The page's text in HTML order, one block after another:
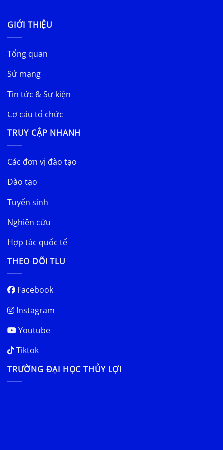
GIỚI THIỆU
Tổng quan
Sứ mạng
Tin tức & Sự kiện
Cơ cấu tổ chức
TRUY CẬP NHANH
Các đơn vị đào tạo
Đào tạo
Tuyển sinh
Nghiên cứu
Hợp tác quốc tế
THEO DÕI TLU
Facebook
Instagram
Youtube
Tiktok
TRƯỜNG ĐẠI HỌC THỦY LỢI